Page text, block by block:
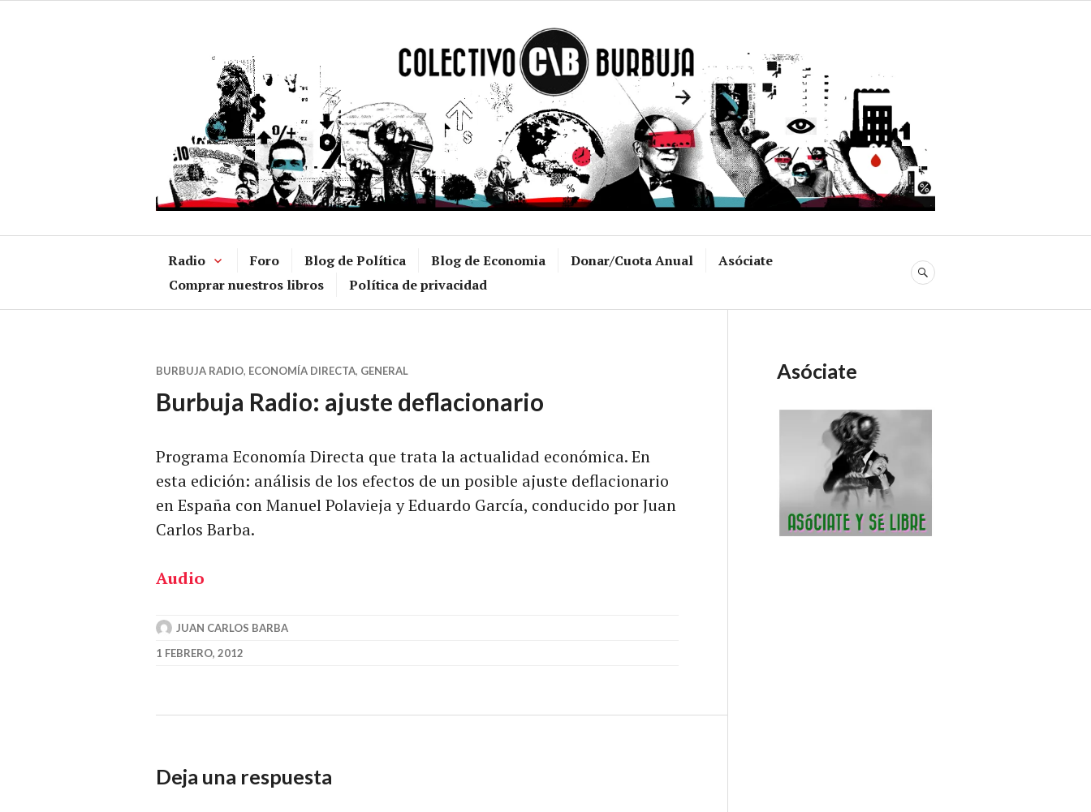
Radio Foro Blog de Política Blog de Economia Donar/Cuota Anual
Asóciate
Comprar nuestros libros
Política de privacidad
BUSCAR
BURBUJA RADIO, ECONOMÍA DIRECTA, GENERAL
Burbuja Radio: ajuste deflacionario
Programa Economía Directa que trata la actualidad económica. En
esta edición: análisis de los efectos de un posible ajuste deflacionario
en España con Manuel Polavieja y Eduardo García, conducido por Juan
Carlos Barba.
Audio
JUAN CARLOS BARBA
1 FEBRERO, 2012
Deja una respuesta
Asóciate